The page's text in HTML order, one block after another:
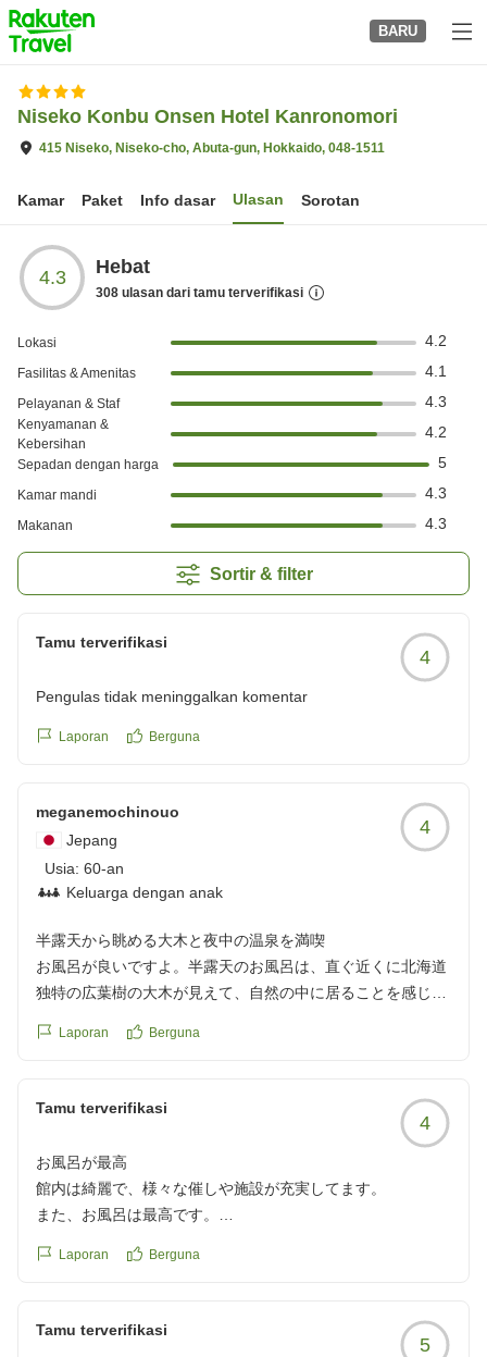
to
top
page
BARU
Niseko Konbu Onsen Hotel Kanronomori
415 Niseko, Niseko-cho, Abuta-gun, Hokkaido, 048-1511
Kamar Paket Info dasar Ulasan Sorotan
4.3 Hebat
308 ulasan dari tamu terverifikasi
Lokasi 4.2
Fasilitas & Amenitas 4.1
Pelayanan & Staf 4.3
Kenyamanan &
Kebersihan
4.2
Sepadan dengan harga 5
Kamar mandi 4.3
Makanan 4.3
Sortir & filter
Tamu terverifikasi
4
Pengulas tidak meninggalkan komentar
Laporan Berguna
meganemochinouo
Jepang
Usia: 60-an
Keluarga dengan anak
4
半露天から眺める大木と夜中の温泉を満喫
お風呂が良いですよ。半露天のお風呂は、直ぐ近くに北海道
独特の広葉樹の大木が見えて、自然の中に居ることを感じま
クチコミの詳細はこちらから
Laporan Berguna
Tamu terverifikasi
4
お風呂が最高
館内は綺麗で、様々な催しや施設が充実してます。
また、お風呂は最高です。
クチコミの詳細はこちらから
Laporan Berguna
Tamu terverifikasi
5